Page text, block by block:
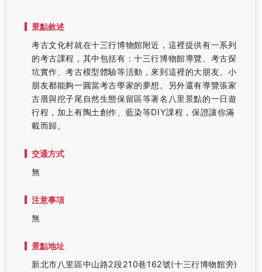
景點敘述
考古文化村就在十三行博物館附近，這裡提供有一系列
的考古課程，其中包括有：十三行博物館導覽、考古探
坑實作、考古模型體驗等活動，來到這裡的大朋友、小
朋友都能夠一圓當考古學家的夢想。另外還有導覽張家
古厝與挖子尾自然生態保留區等著名八里景點的一日遊
行程，加上有陶土創作、藍染等DIY課程，保證讓你滿
載而歸。
交通方式
無
注意事項
無
景點地址
新北市八里區中山路2段210巷162號(十三行博物館旁)